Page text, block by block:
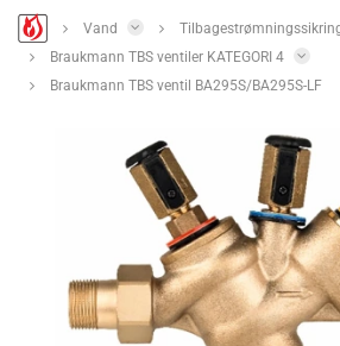
Vand
Braukmann TBS ventiler KATEGORI 4
Braukmann TBS ventil BA295S/BA295S-LF